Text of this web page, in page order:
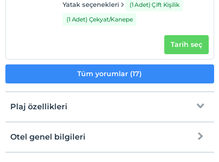
Her bir oda için 6 yaşına kadar 1 çocuk ücretsizdir
Yatak seçenekleri
(1 Adet) Çift Kişilik
(1 Adet) Çekyat/Kanepe
Tarih seç
Tüm yorumlar (17)
Plaj özellikleri
Plaja
Otel genel bilgileri